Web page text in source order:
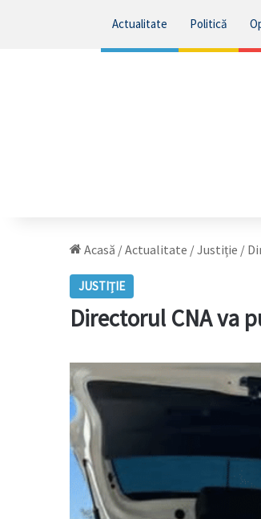
Actualitate Politică
Acasă /Actualitate /Justiție /
JUSTIȚIE
Directorul CNA va